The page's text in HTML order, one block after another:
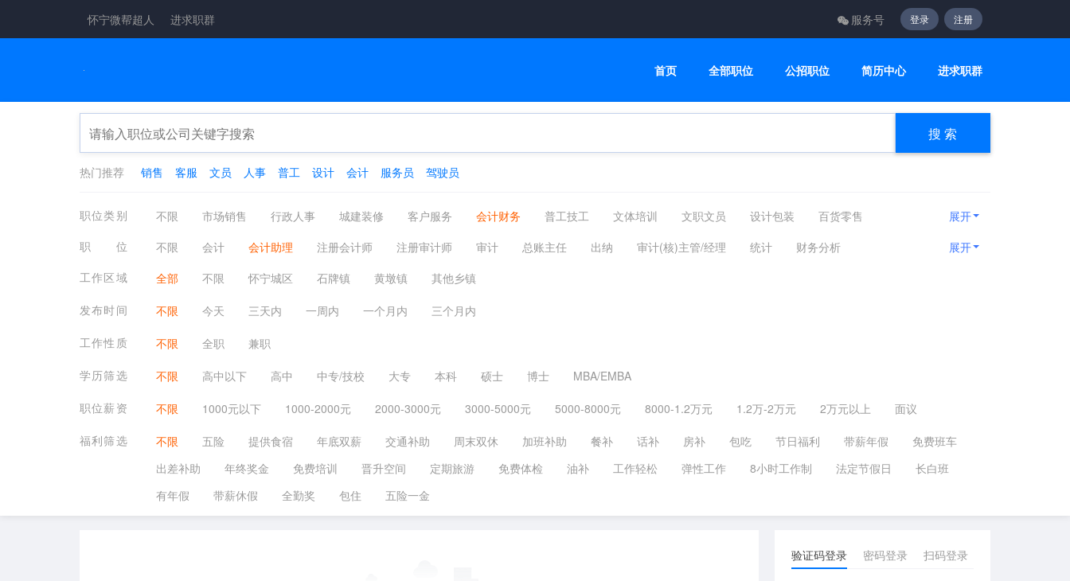
怀宁微帮超人 进求职群 服务号 登录 注册
首页 全部职位 公招职位 简历中心 进求职群
搜 索
热门推荐 销售 客服 文员 人事 普工 设计 会计 服务员 驾驶员
职位类别 不限 市场销售 行政人事 城建装修 客户服务 会计财务 普工技工 文体培训 文职文员 设计包装
百货零售
工厂工业
酒店餐饮 金融保险 高级管理 物流贸易 司机后勤 网络通信 机械仪表 咨询顾问 电子电气
美容美发
医疗保健
翻译法律 轻工工艺 化工制药 摄影影视
展开
职位
不限 会计 会计助理 注册会计师 注册审计师 审计 总账主任 出纳 审计(核)主管/经理 统计
财务分析
成本分析/核算
帐目(进出口)管理 营业会计经理 审计会计经理
展开
工作区域
全部 不限 怀宁城区 石牌镇 黄墩镇
其他乡镇
发布时间
不限 今天 三天内 一周内 一个月内
三个月内
工作性质
不限 全职
兼职
学历筛选
不限 高中以下 高中 中专/技校 大专 本科 硕士 博士
MBA/EMBA
职位薪资
不限 1000元以下 1000-2000元 2000-3000元 3000-5000元 5000-8000元 8000-1.2万元 1.2万-2万元 2万元以上
面议
福利筛选
不限 五险 提供食宿 年底双薪 交通补助 周末双休 加班补助 餐补 话补 房补 包吃 节日福利 带薪年假
免费班车
出差补助
年终奖金 免费培训 晋升空间 定期旅游 免费体检 油补 工作轻松 弹性工作 8小时工作制 法定节假日
长白班
有年假
带薪休假 全勤奖 包住 五险一金
验证码登录 密码登录 扫码登录